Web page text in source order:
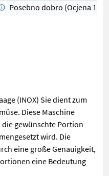
Posebno dobro (Ocjena 1)
(INOX) Sie dient zum
Diese Maschine
gewünschte Portion
wird. Die
eine große Genauigkeit,
eine Bedeutung